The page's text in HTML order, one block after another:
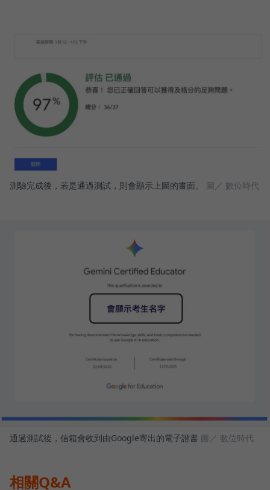
測驗完成後，若是通過測試，則會顯示上圖的畫面。 圖／ 數位時代
通過測試後，信箱會收到由Google寄出的電子證書 圖／ 數位時代
相關Q&A